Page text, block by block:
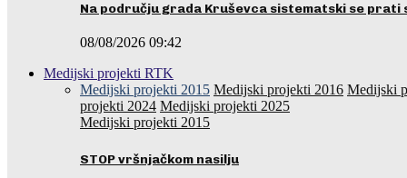
Na području grada Kruševca sistematski se
08/08/2026 09:42
Medijski projekti RTK
Medijski projekti 2015 Medijski projekti 2016 Medijski
projekti 2024 Medijski projekti 2025
Medijski projekti 2015
STOP vršnjačkom nasilju